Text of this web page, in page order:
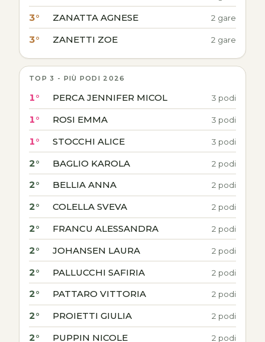
3° ZANATTA AGNESE 2 gare
3° ZANETTI ZOE 2 gare
TOP 3 - PIÙ PODI 2026
1° PERCA JENNIFER MICOL 3 podi
1° ROSI EMMA 3 podi
1° STOCCHI ALICE 3 podi
2° BAGLIO KAROLA 2 podi
2° BELLIA ANNA 2 podi
2° COLELLA SVEVA 2 podi
2° FRANCU ALESSANDRA 2 podi
2° JOHANSEN LAURA 2 podi
2° PALLUCCHI SAFIRIA 2 podi
2° PATTARO VITTORIA 2 podi
2° PROIETTI GIULIA 2 podi
2° PUPPIN NICOLE 2 podi